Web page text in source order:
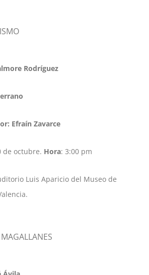
Rodríguez
Efraín Zavarce
de octubre. Hora: 3:00 pm
Luis Aparicio del Museo de